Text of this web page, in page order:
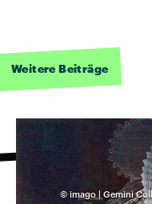
Weitere Beiträge
©imago | Gemini